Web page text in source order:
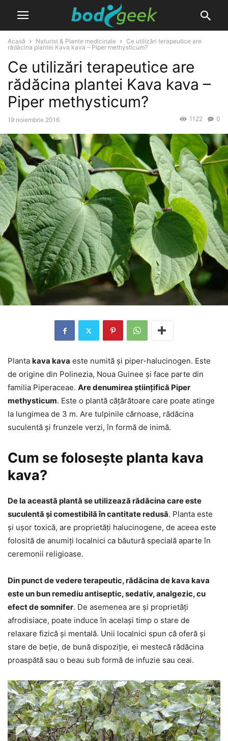
Acasă Naturist & Plante medicinale
Ce utilizări terapeutice are
rădăcina plantei Kava kava – Piper methysticum?
Ce utilizări terapeutice are
rădăcina plantei Kava kava –
Piper methysticum?
19 noiembrie 2016 0
1122
Planta kava kava este numită și piper-halucinogen. Este
de origine din Polinezia, Noua Guinee și face parte din
familia Piperaceae. Are denumirea științifică Piper
methysticum. Este o plantă cățărătoare care poate atinge
la lungimea de 3 m. Are tulpinile cărnoase, rădăcina
suculentă și frunzele verzi, în formă de inimă.
Cum se folosește planta kava
kava?
De la această plantă se utilizează rădăcina care este
suculentă și comestibilă în cantitate redusă. Planta este
și ușor toxică, are proprietăți halucinogene, de aceea este
folosită de anumiți localnici ca băutură specială aparte în
ceremonii religioase.
Din punct de vedere terapeutic, rădăcina de kava kava
este un bun remediu antiseptic, sedativ, analgezic, cu
efect de somnifer. De asemenea are și proprietăți
afrodisiace, poate induce în același timp o stare de
relaxare fizică și mentală. Unii localnici spun că oferă și
stare de beție, de bună dispoziție, ei mestecă rădăcina
proaspătă sau o beau sub formă de infuzie sau ceai.